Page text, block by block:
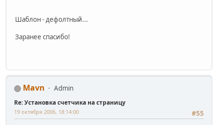
Шаблон - дефолтный...
Заранее спасибо!
Mavn Admin
Re: Установка счетчика на страницу
#55
19 октября 2006, 18:14:00